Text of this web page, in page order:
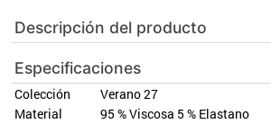
Descripción del producto
Especificaciones
Colección
Verano 27
Material
95 % Viscosa 5 % Elastano